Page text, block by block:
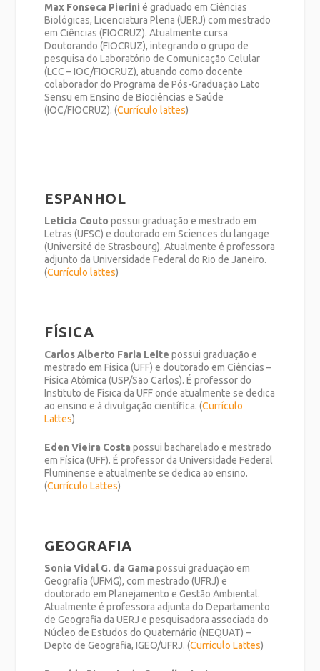
Max Fonseca Pierini é graduado em Ciências
Biológicas, Licenciatura Plena (UERJ) com mestrado
em Ciências (FIOCRUZ). Atualmente cursa
Doutorando (FIOCRUZ), integrando o grupo de
pesquisa do Laboratório de Comunicação Celular
(LCC – IOC/FIOCRUZ), atuando como docente
colaborador do Programa de Pós-Graduação Lato
Sensu em Ensino de Biociências e Saúde
(IOC/FIOCRUZ). (Currículo lattes)
ESPANHOL
Leticia Couto possui graduação e mestrado em
Letras (UFSC) e doutorado em Sciences du langage
(Université de Strasbourg). Atualmente é professora
adjunto da Universidade Federal do Rio de Janeiro.
(Currículo lattes)
FÍSICA
Carlos Alberto Faria Leite possui graduação e
mestrado em Física (UFF) e doutorado em Ciências –
Física Atômica (USP/São Carlos). É professor do
Instituto de Física da UFF onde atualmente se dedica
ao ensino e à divulgação científica. (Currículo
Lattes)
Eden Vieira Costa possui bacharelado e mestrado
em Física (UFF). É professor da Universidade Federal
Fluminense e atualmente se dedica ao ensino.
(Currículo Lattes)
GEOGRAFIA
Sonia Vidal G. da Gama possui graduação em
Geografia (UFMG), com mestrado (UFRJ) e
doutorado em Planejamento e Gestão Ambiental.
Atualmente é professora adjunta do Departamento
de Geografia da UERJ e pesquisadora associada do
Núcleo de Estudos do Quaternário (NEQUAT) –
Depto de Geografia, IGEO/UFRJ. (Currículo Lattes)